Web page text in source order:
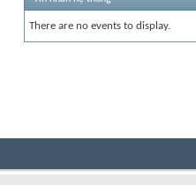
There are no events to display.